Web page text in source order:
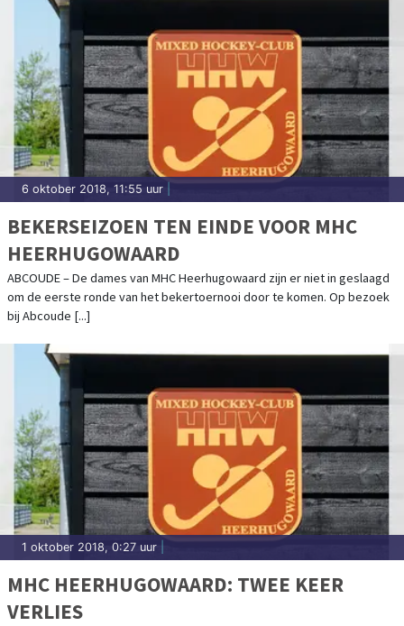
6 oktober 2018, 11:55 uur
BEKERSEIZOEN TEN EINDE VOOR MHC
HEERHUGOWAARD
ABCOUDE – De dames van MHC Heerhugowaard zijn er niet in geslaagd
om de eerste ronde van het bekertoernooi door te komen. Op bezoek
bij Abcoude [...]
1 oktober 2018, 0:27 uur
MHC HEERHUGOWAARD: TWEE KEER
VERLIES